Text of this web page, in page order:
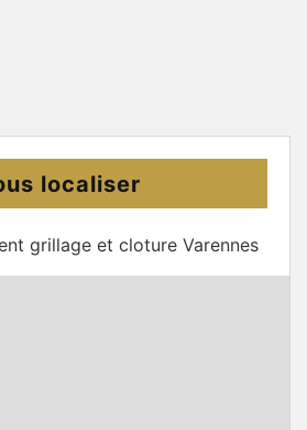
localiser
grillage et cloture Varennes